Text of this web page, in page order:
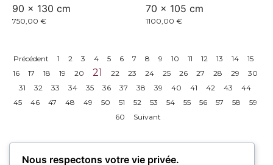
90 × 130 cm
750,00 €
70 × 105 cm
1100,00 €
Précédent 1 2 3 4 5 6 7 8 9 10 11 12 13 14
15
16
17 18 19 20 21 22 23 24 25 26 27 28 29
30
31
32 33 34 35 36 37 38 39 40 41 42 43
44
45
46 47 48 49 50 51 52 53 54 55 56 57 58
59
60
Suivant
Nous respectons votre vie privée.